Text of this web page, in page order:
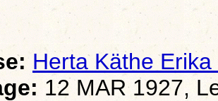
Herta Käthe
12 MAR 1927,